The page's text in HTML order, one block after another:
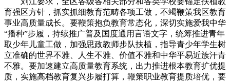
育强区方针，抓实抓细教育范畴各项工做，不竭鞭策我区教育
事业高质量成长。要鞭策抱负教育常态化，深切实施爱我中华
“播种”步履，持续推广普及国度通用言语文字，统筹推进青年
取少年儿童工做，加强思政教师步队扶植，指导青少年学生树
立准确的世界不雅、人生不雅、价值不雅和中华平易近族汗青
不雅。要加速建立高质量教育系统，出力推进根本教育扩优提
质，实施高档教育复兴步履打算，鞭策职业教育提质培优，要